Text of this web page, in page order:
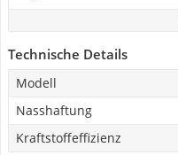
Technische Details
Modell
Nasshaftung
Kraftstoffeffizienz